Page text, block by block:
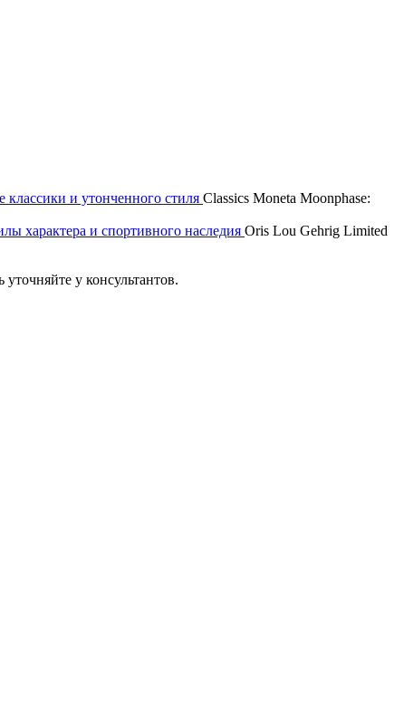
и утонченного стиля Classics Moneta Moonphase:
характера и спортивного наследия Oris Lou Gehrig Limited
у консультантов.